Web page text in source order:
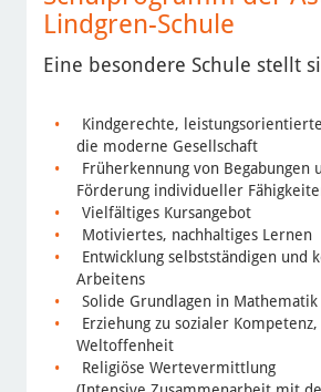
Lindgren-Schule
Eine besondere Schule stellt
Kindgerechte,
die moderne Gesellschaft
Früherkennung von Begabungen
Förderung individueller
Vielfältiges Kursangebot
Motiviertes, nachhaltiges Lernen
Entwicklung selbstständigen und
Arbeitens
Solide Grundlagen in Mathematik
Erziehung zu sozialer
Weltoffenheit
Religiöse Wertevermittlung